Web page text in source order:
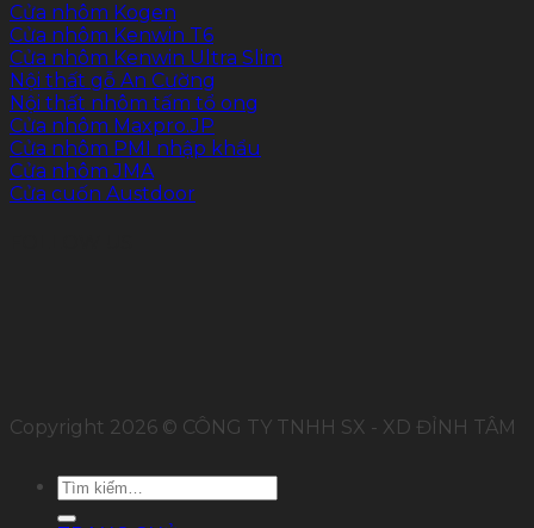
Cửa nhôm Kogen
Cửa nhôm Kenwin T6
Cửa nhôm Kenwin Ultra Slim
Nội thất gỗ An Cường
Nội thất nhôm tấm tổ ong
Cửa nhôm Maxpro.JP
Cửa nhôm PMI nhập khẩu
Cửa nhôm JMA
Cửa cuốn Austdoor
Copyright 2026 © CÔNG TY TNHH SX - XD ĐỈNH TÂM
Tìm
kiếm: